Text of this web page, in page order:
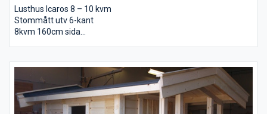
Lusthus Icaros 8 – 10 kvm
Stommått utv 6-kant
8kvm 160cm sida
Inv höjd till väggband 200cm